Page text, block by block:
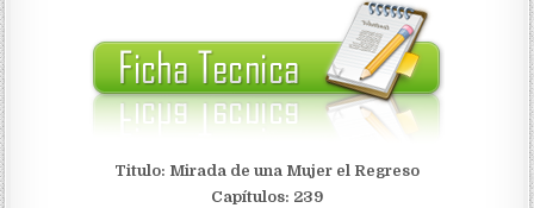
Titulo: Mirada de una Mujer el Regreso
Capítulos: 239